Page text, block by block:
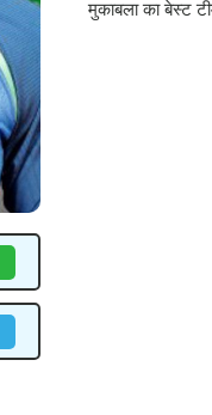
मुकाबला का बेस्ट